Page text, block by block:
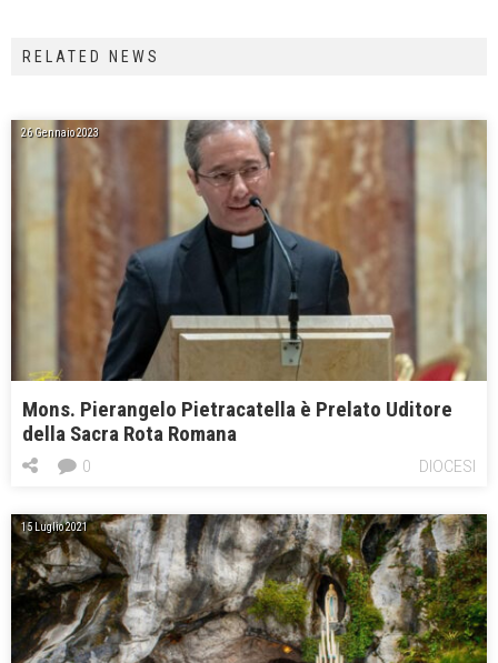
RELATED NEWS
26 Gennaio 2023
Mons. Pierangelo Pietracatella è Prelato Uditore
della Sacra Rota Romana
DIOCESI
0
15 Luglio 2021